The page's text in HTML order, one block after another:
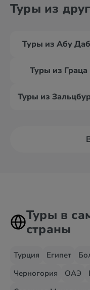
Туры из
Туры из Абу
Туры из Граца
Туры из
Туры в
страны
Турция Египет
Черногория
ОАЭ